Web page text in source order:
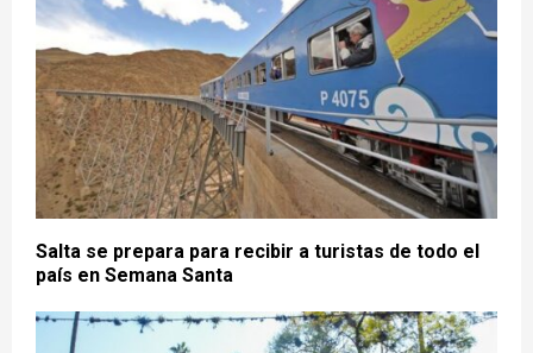
Salta se prepara para recibir a turistas de todo el
país en Semana Santa